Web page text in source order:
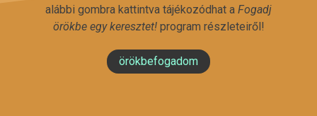
alábbi gombra kattintva tájékozódhat a Fogadj
örökbe egy keresztet!program részleteiről!
örökbefogadom